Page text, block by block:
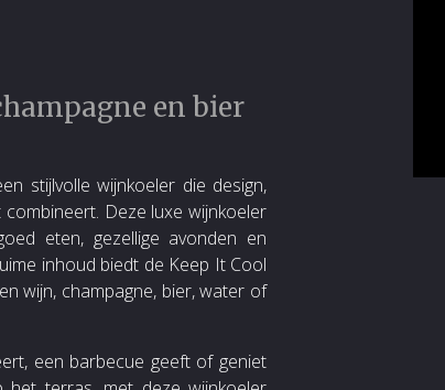
en bier
stijlvolle wijnkoeler die design,
Deze luxe wijnkoeler
eten, gezellige avonden en
inhoud biedt de Keep It Cool
wijn, champagne, bier, water of
een barbecue geeft of geniet